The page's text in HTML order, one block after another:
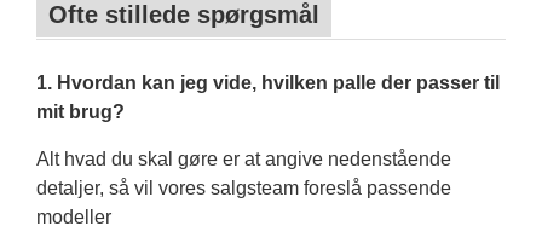
Ofte stillede spørgsmål
1. Hvordan kan jeg vide, hvilken palle der passer til
mit brug?
Alt hvad du skal gøre er at angive nedenstående
detaljer, så vil vores salgsteam foreslå passende
modeller